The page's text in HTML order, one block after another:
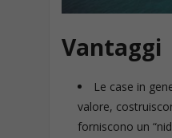
Vantaggi
Le case in
valore,
forniscono un